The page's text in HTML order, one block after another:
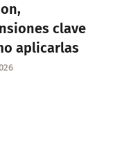
clave
aplicarlas